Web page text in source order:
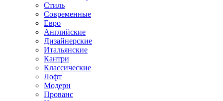
Стиль
Современные
Евро
Английские
Дизайнерские
Итальянские
Кантри
Классические
Лофт
Модерн
Прованс